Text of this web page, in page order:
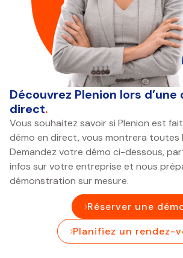
Découvrez Plenion lors d’une
direct.
Vous souhaitez savoir si Plenion est
démo en direct, vous montrera toutes
Demandez votre démo ci-dessous,
infos sur votre entreprise et nous
démonstration sur mesure.
Réserver une
Planifiez un rendez-